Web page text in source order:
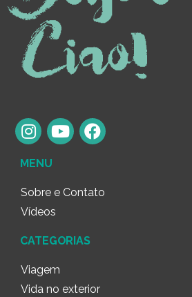
MENU
Sobre e Contato
Vídeos
CATEGORIAS
Viagem
Vida no exterior